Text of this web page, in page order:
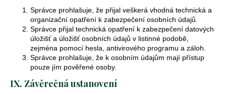
Správce prohlašuje, že přijal veškerá vhodná technická a
organizační opatření k zabezpečení osobních údajů.
Správce přijal technická opatření k zabezpečení datových
úložišť a úložišť osobních údajů v listinné podobě,
zejména pomocí hesla, antivirového programu a záloh.
Správce prohlašuje, že k osobním údajům mají přístup
pouze jím pověřené osoby.
IX. Závěrečná ustanovení